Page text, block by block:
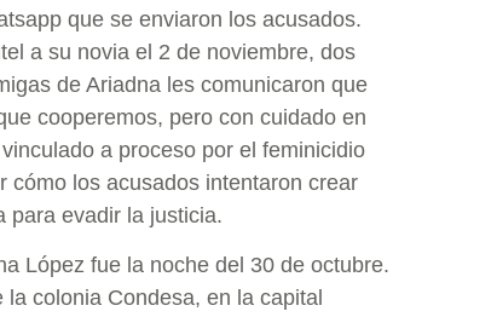
que se enviaron los acusados.
a su novia el 2 de noviembre, dos
de Ariadna les comunicaron que
cooperemos, pero con cuidado en
a proceso por el feminicidio
cómo los acusados intentaron crear
para evadir la justicia.
López fue la noche del 30 de octubre.
colonia Condesa, en la capital